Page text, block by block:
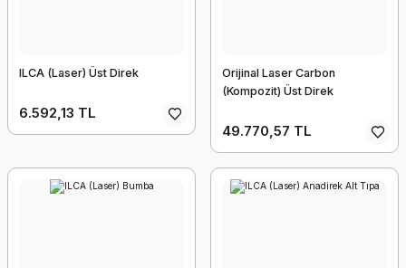
ILCA (Laser) Üst Direk
6.592,13 TL
Orijinal Laser Carbon
(Kompozit) Üst Direk
49.770,57 TL